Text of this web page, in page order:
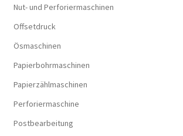
Nut- und Perforiermaschinen
Offsetdruck
Ösmaschinen
Papierbohrmaschinen
Papierzählmaschinen
Perforiermaschine
Postbearbeitung